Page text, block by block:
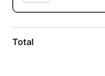
Total